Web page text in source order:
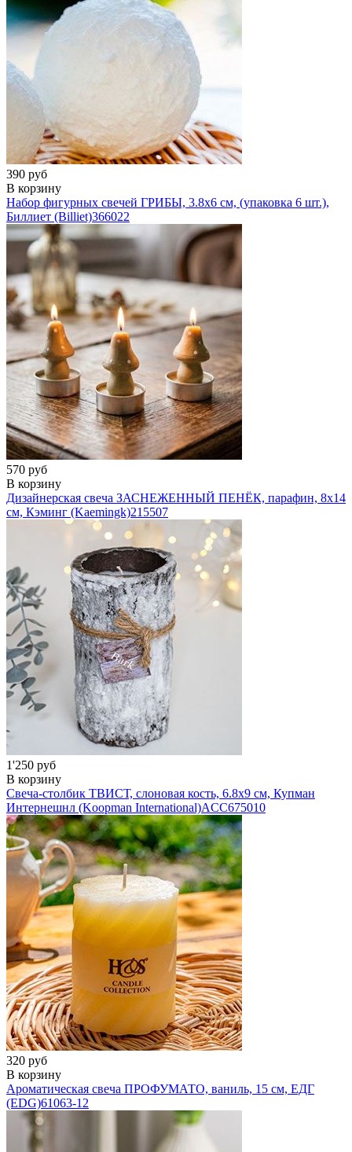
390 руб
В корзину
Набор фигурных свечей ГРИБЫ, 3.8х6 см, (упаковка 6 шт.),
Биллиет (Billiet)366022
570 руб
В корзину
Дизайнерская свеча ЗАСНЕЖЕННЫЙ ПЕНЁК, парафин, 8х14
см, Кэминг (Kaemingk)215507
1'250 руб
В корзину
Свеча-столбик ТВИСТ, слоновая кость, 6.8х9 см, Купман
Интернешнл (Koopman International)ACC675010
320 руб
В корзину
Ароматическая свеча ПРОФУМАТО, ваниль, 15 см, ЕДГ
(EDG)61063-12